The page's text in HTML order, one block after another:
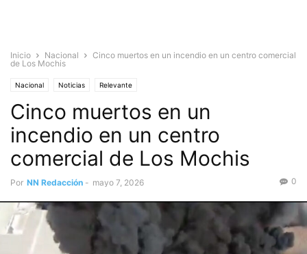
Inicio Nacional
Cinco muertos en un incendio en un centro comercial
de Los Mochis
Nacional Noticias Relevante
Cinco muertos en un
incendio en un centro
comercial de Los Mochis
Por NN Redacción - mayo 7, 2026 0